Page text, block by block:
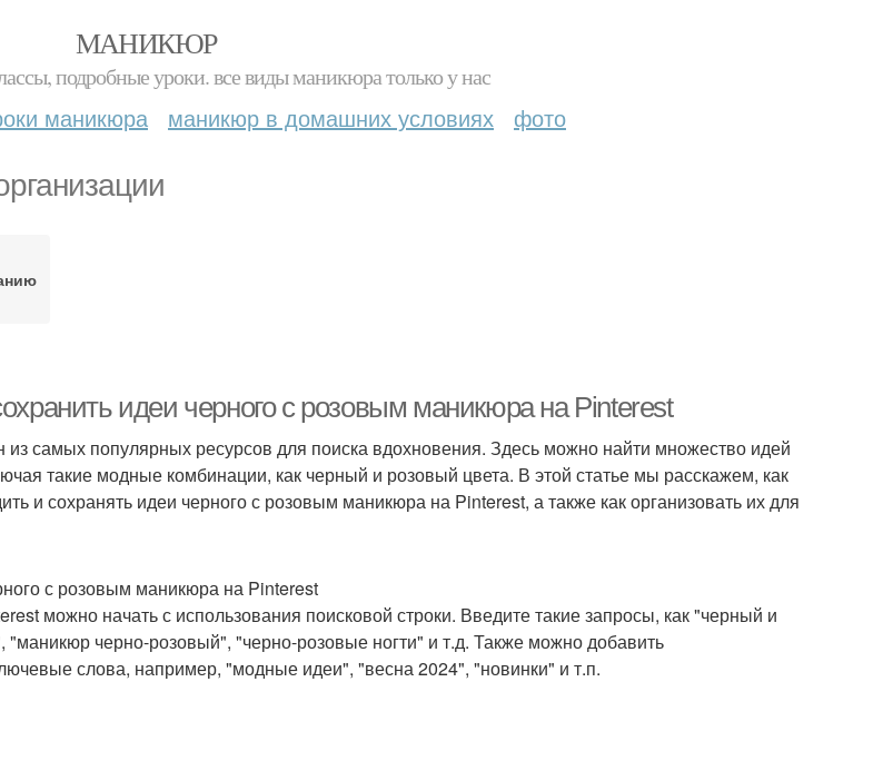
МАНИКЮР
подробные уроки. все виды маникюра только у нас
маникюра маникюр в домашних условиях фото
идеи черного с розовым маникюра на Pinterest
из самых популярных ресурсов для поиска вдохновения. Здесь можно найти множество идей
такие модные комбинации, как черный и розовый цвета. В этой статье мы расскажем, как
и сохранять идеи черного с розовым маникюра на Pinterest, а также как организовать их для
с розовым маникюра на Pinterest
можно начать с использования поисковой строки. Введите такие запросы, как "черный и
черно-розовый", "черно-розовые ногти" и т.д. Также можно добавить
слова, например, "модные идеи", "весна 2024", "новинки" и т.п.